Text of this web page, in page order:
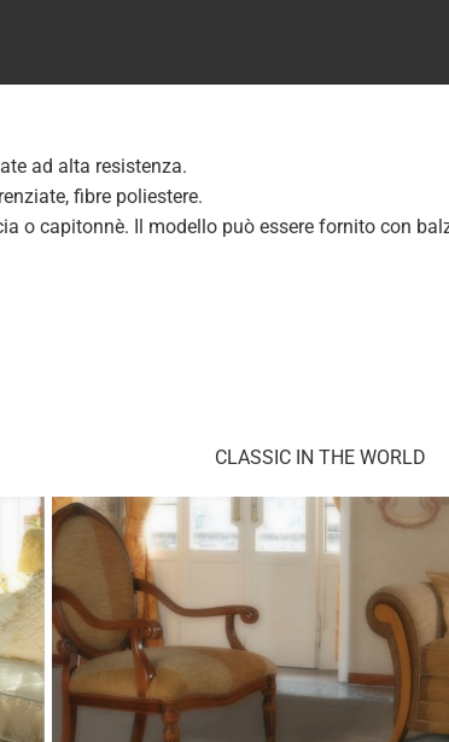
ad alta resistenza.
fibre poliestere.
o capitonnè. Il modello può essere fornito con
CLASSIC IN THE WORLD